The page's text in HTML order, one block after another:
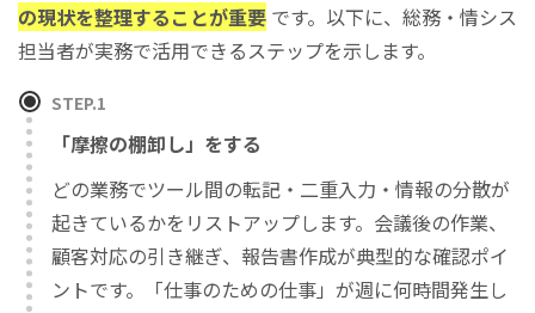
の現状を整理することが重要 です。以下に、総務・情シス
担当者が実務で活用できるステップを示します。
STEP.1
「摩擦の棚卸し」をする
どの業務でツール間の転記・二重入力・情報の分散が
起きているかをリストアップします。会議後の作業、
顧客対応の引き継ぎ、報告書作成が典型的な確認ポイ
ントです。「仕事のための仕事」が週に何時間発生し